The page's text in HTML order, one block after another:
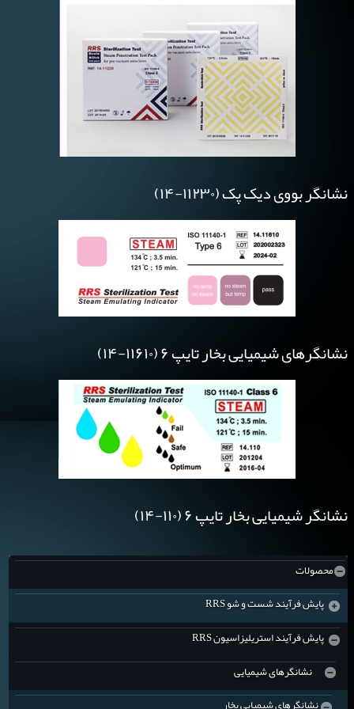
نشانگر بووی دیک پک (۱۱۲۳۰-۱۴)
نشانگرهای شیمیایی بخار تایپ ۶ (۱۱۶۱۰-۱۴)
نشانگر شیمیایی بخار تایپ ۶ (۱۱۰-۱۴)
محصولات
پایش فرآیند شست و شو RRS
پروتئین تست (۴۱۱۱۰-۱۴)
هموتست (۴۲۱۱۰-۱۴)
پایش فرآیند استریلیزاسیون RRS
نشانگرهای شیمیایی